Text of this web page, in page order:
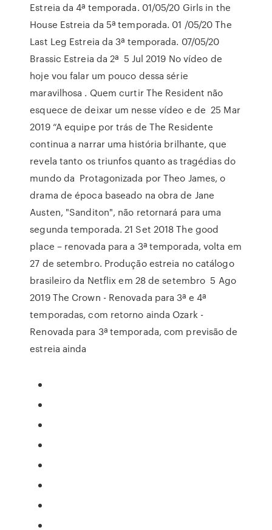
Estreia da 4ª temporada. 01/05/20 Girls in the
House Estreia da 5ª temporada. 01 /05/20 The
Last Leg Estreia da 3ª temporada. 07/05/20
Brassic Estreia da 2ª 5 Jul 2019 No vídeo de
hoje vou falar um pouco dessa série
maravilhosa . Quem curtir The Resident não
esquece de deixar um nesse vídeo e de 25 Mar
2019 “A equipe por trás de The Residente
continua a narrar uma história brilhante, que
revela tanto os triunfos quanto as tragédias do
mundo da Protagonizada por Theo James, o
drama de época baseado na obra de Jane
Austen, "Sanditon", não retornará para uma
segunda temporada. 21 Set 2018 The good
place – renovada para a 3ª temporada, volta em
27 de setembro. Produção estreia no catálogo
brasileiro da Netflix em 28 de setembro 5 Ago
2019 The Crown - Renovada para 3ª e 4ª
temporadas, com retorno ainda Ozark -
Renovada para 3ª temporada, com previsão de
estreia ainda